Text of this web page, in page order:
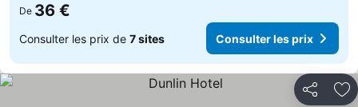
De 36 €
Consulter les prix de 7 sites Consulter les prix
Partager